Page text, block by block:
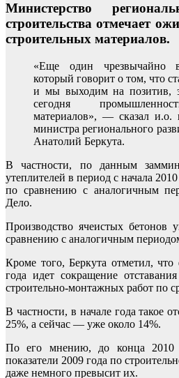
Министерство
строительства отмечает
строительных материалов.
«Еще один чрезвычайно
который говорит о том, что
и мы выходим на позитив,
сегодня
материалов», — сказал и.о.
министра регионального
Анатолий Беркута.
В частности, по данным
утеплителей в период с начала
по сравнению с аналогичным
Дело.
Производство ячеистых бетонов
сравнению с аналогичным
Кроме того, Беркута отметил, что
года идет сокращение
строительно-монтажных работ по
В частности, в начале года такое
25%, а сейчас — уже около 14%.
По его мнению, до конца 2010
показатели 2009 года по
даже немного превысит их.